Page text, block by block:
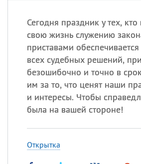
Сегодня праздник у тех, кто
свою жизнь служению
приставами
всех судебных решений,
безошибочно и точно в
им за то, что ценят наши
и интересы. Чтобы
была на вашей стороне!
Открытка